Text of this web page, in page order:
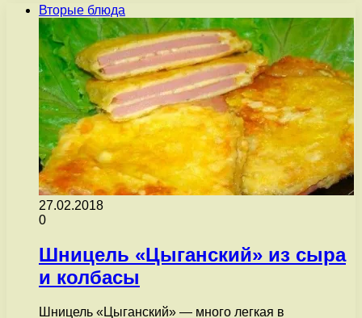
Вторые блюда
27.02.2018
0
Шницель «Цыганский» из сыра
и колбасы
Шницель «Цыганский» — много легкая в